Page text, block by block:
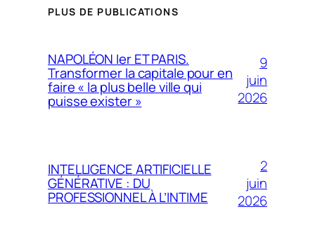
PLUS DE PUBLICATIONS
NAPOLÉON Ier ET PARIS.
Transformer la capitale pour en
faire « la plus belle ville qui
puisse exister »
9
juin
2026
INTELLIGENCE ARTIFICIELLE
GÉNÉRATIVE : DU
PROFESSIONNEL À L’INTIME
2
juin
2026